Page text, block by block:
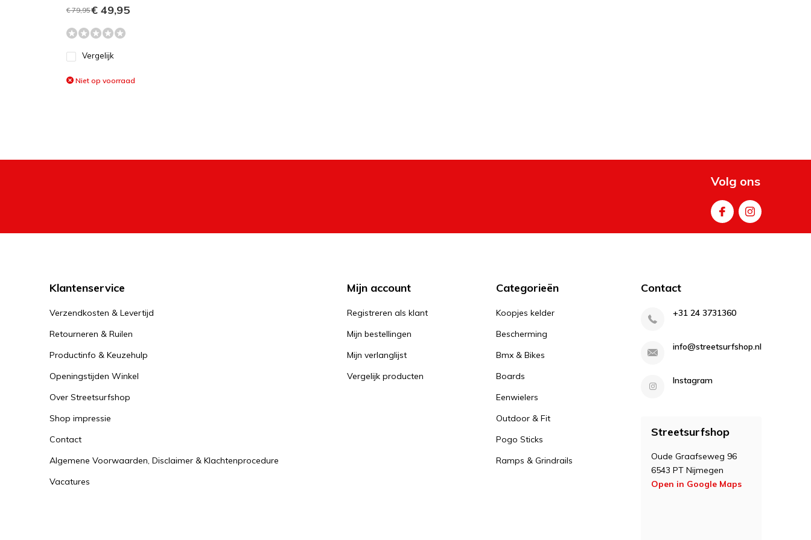
€ 79,95€ 49,95
Vergelijk
Niet op voorraad
Volg ons
Klantenservice
Verzendkosten & Levertijd
Retourneren & Ruilen
Productinfo & Keuzehulp
Openingstijden Winkel
Over Streetsurfshop
Shop impressie
Contact
Algemene Voorwaarden, Disclaimer & Klachtenprocedure
Vacatures
Mijn account
Registreren als klant
Mijn bestellingen
Mijn verlanglijst
Vergelijk producten
Categorieën
Koopjes kelder
Bescherming
Bmx & Bikes
Boards
Eenwielers
Outdoor & Fit
Pogo Sticks
Ramps & Grindrails
Contact
+31 24 3731360
info@streetsurfshop.nl
Instagram
Streetsurfshop
Oude Graafseweg 96
6543 PT Nijmegen
Open in Google Maps